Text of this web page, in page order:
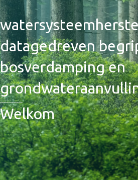
datagedreven
bosverdamping en
Welkom